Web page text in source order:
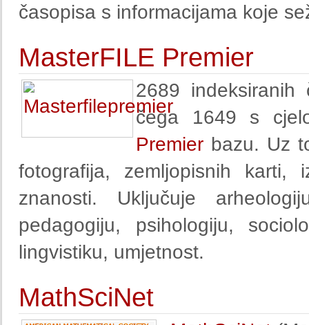
časopisa s informacijama koje
MasterFILE Premier
2689
čega 1649 s
Premier bazu. Uz
fotografija, zemljopisnih karti,
znanosti. Uključuje
pedagogiju, psihologiju,
lingvistiku, umjetnost.
MathSciNet